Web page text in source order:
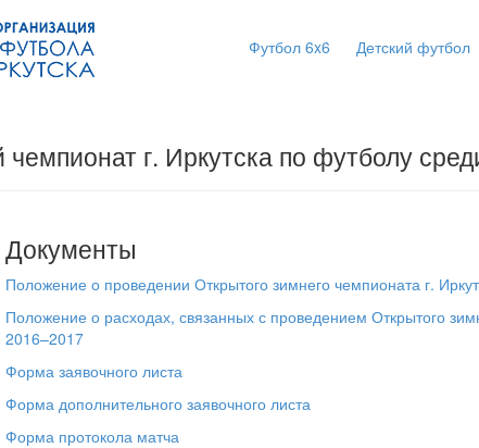
Футбол 6x6 Детский футбол
г. Иркутска по футболу
Документы
Положение о проведении Открытого зимнего чемпионата г.
Положение о расходах, связанных с проведением Открытого
2016–2017
Форма заявочного листа
Форма дополнительного заявочного листа
Форма протокола матча